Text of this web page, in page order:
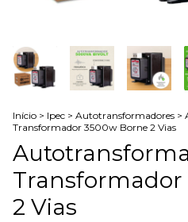
Início > Ipec > Autotransformadores >
Transformador 3500w Borne 2 Vias
Transformador
2 Vias